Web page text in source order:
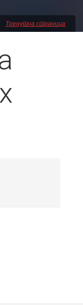
Тренутна страница